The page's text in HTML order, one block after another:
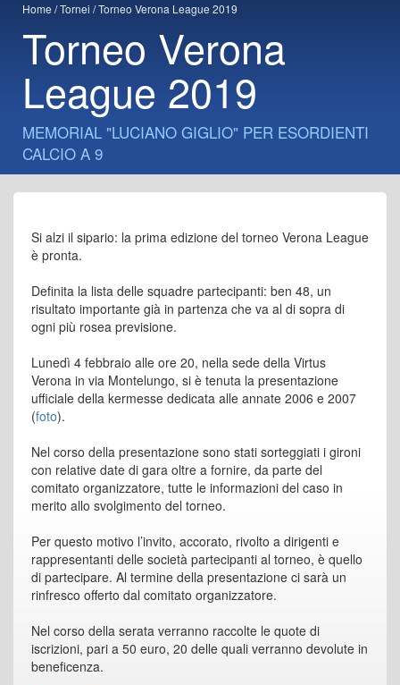
Home Tornei Torneo Verona League 2019
Torneo Verona
League 2019
MEMORIAL "LUCIANO GIGLIO" PER ESORDIENTI
CALCIO A 9
Si alzi il sipario: la prima edizione del torneo Verona League
è pronta.
Definita la lista delle squadre partecipanti: ben 48, un
risultato importante già in partenza che va al di sopra di
ogni più rosea previsione.
Lunedì 4 febbraio alle ore 20, nella sede della Virtus
Verona in via Montelungo, si è tenuta la presentazione
ufficiale della kermesse dedicata alle annate 2006 e 2007
(foto).
Nel corso della presentazione sono stati sorteggiati i gironi
con relative date di gara oltre a fornire, da parte del
comitato organizzatore, tutte le informazioni del caso in
merito allo svolgimento del torneo.
Per questo motivo l’invito, accorato, rivolto a dirigenti e
rappresentanti delle società partecipanti al torneo, è quello
di partecipare. Al termine della presentazione ci sarà un
rinfresco offerto dal comitato organizzatore.
Nel corso della serata verranno raccolte le quote di
iscrizioni, pari a 50 euro, 20 delle quali verranno devolute in
beneficenza.